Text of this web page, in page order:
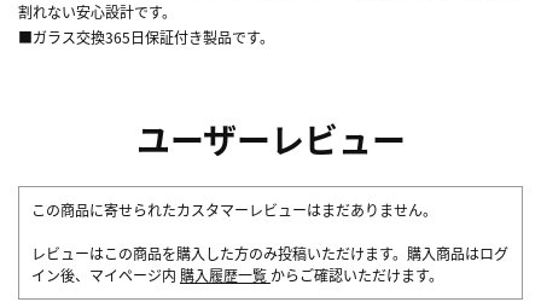
割れない安心設計です。
■ガラス交換365日保証付き製品です。
ユーザーレビュー
この商品に寄せられたカスタマーレビューはまだありません。
レビューはこの商品を購入した方のみ投稿いただけます。購入商品はログ
イン後、マイページ内 購入履歴一覧 からご確認いただけます。